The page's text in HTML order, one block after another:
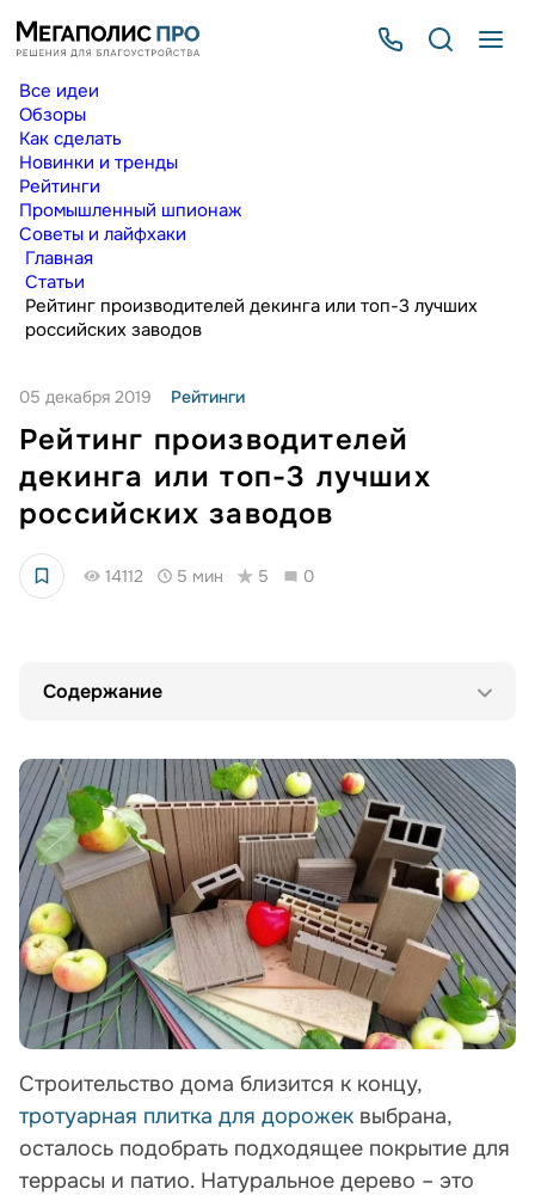
Все идеи
Обзоры
Как сделать
Новинки и тренды
Рейтинги
Промышленный шпионаж
Советы и лайфхаки
Главная
Статьи
Рейтинг производителей декинга или топ-3 лучших
российских заводов
05 декабря 2019 Рейтинги
Рейтинг производителей
декинга или топ-3 лучших
российских заводов
14112 5 мин 5 0
Строительство дома близится к концу,
тротуарная плитка для дорожек выбрана,
осталось подобрать подходящее покрытие для
террасы и патио. Натуральное дерево – это
Содержание